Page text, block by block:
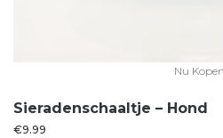
Nu Kopen
Sieradenschaaltje – Hond
€9.99